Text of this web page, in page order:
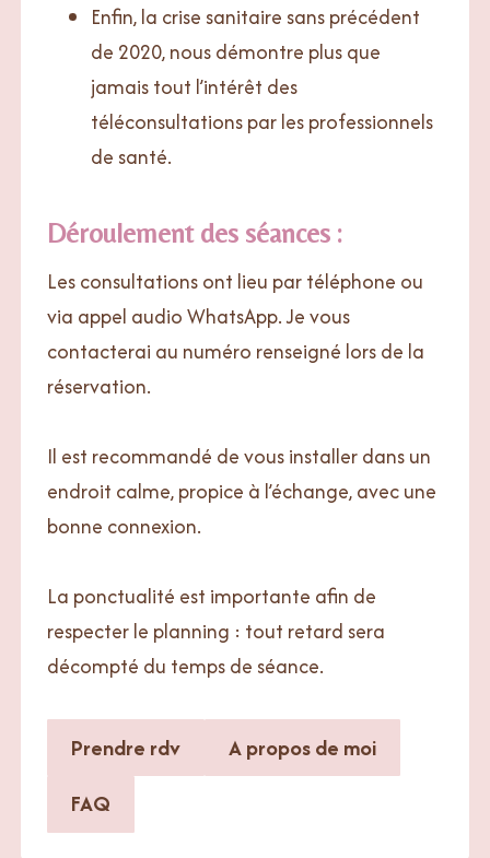
Enfin, la crise sanitaire sans précédent
de 2020, nous démontre plus que
jamais tout l’intérêt des
téléconsultations par les professionnels
de santé.
Déroulement des séances :
Les consultations ont lieu par téléphone ou
via appel audio WhatsApp. Je vous
contacterai au numéro renseigné lors de la
réservation.
Il est recommandé de vous installer dans un
endroit calme, propice à l’échange, avec une
bonne connexion.
La ponctualité est importante afin de
respecter le planning : tout retard sera
décompté du temps de séance.
Prendre rdv
A propos de moi
FAQ